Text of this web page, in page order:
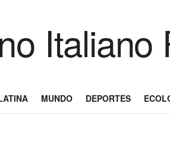
MUNDO DEPORTES